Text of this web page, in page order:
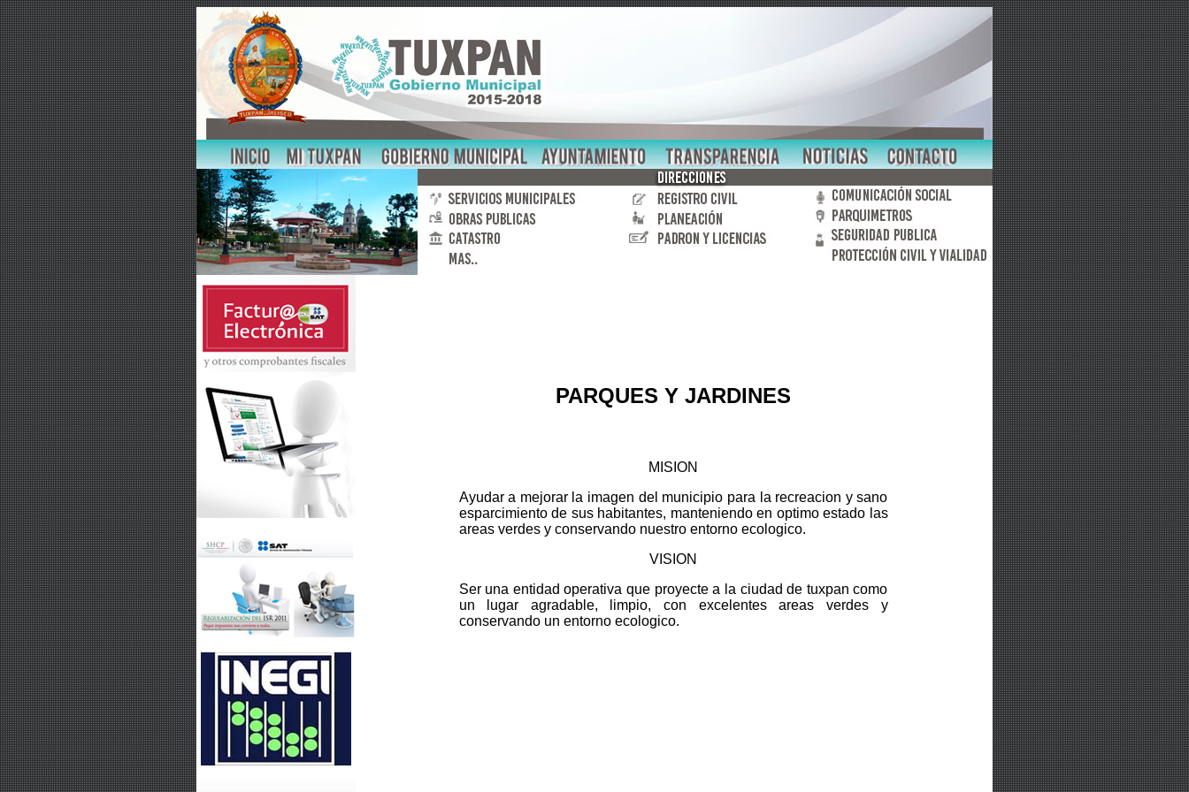
PARQUES Y JARDINES
MISION
Ayudar a mejorar la imagen del municipio para la recreacion y sano
esparcimiento de sus habitantes, manteniendo en optimo estado las
areas verdes y conservando nuestro entorno ecologico.
VISION
Ser una entidad operativa que proyecte a la ciudad de tuxpan como
un lugar agradable, limpio, con excelentes areas verdes y
conservando un entorno ecologico.